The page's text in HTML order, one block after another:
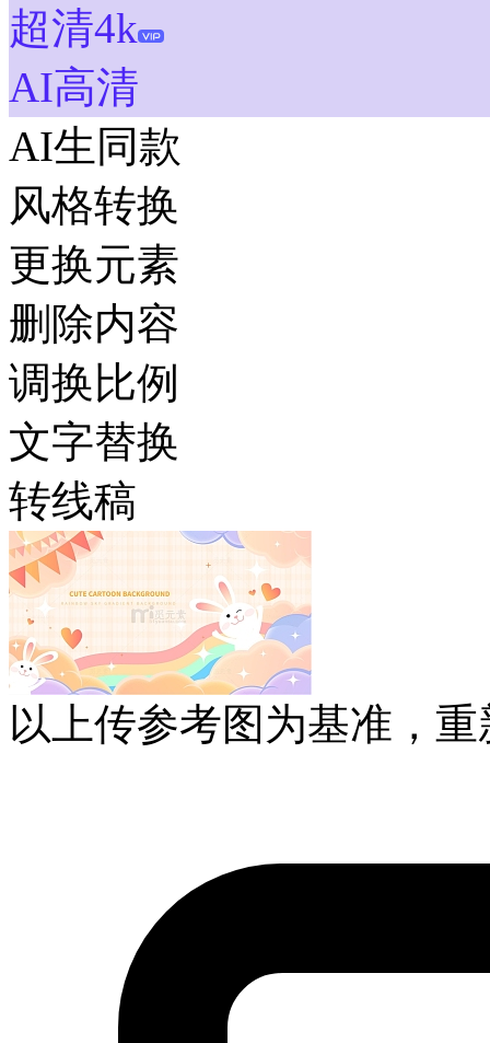
超清4k
AI高清
AI生同款
风格转换
更换元素
删除内容
调换比例
文字替换
转线稿
以上传参考图为基准，